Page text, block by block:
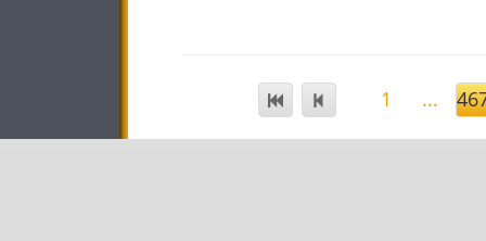
1 ...